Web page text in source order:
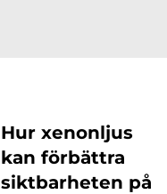
Hur xenonljus
kan förbättra
siktbarheten på